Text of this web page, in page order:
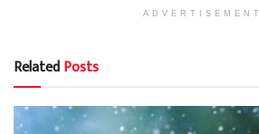
ADVERTISEMENT
RelatedPosts